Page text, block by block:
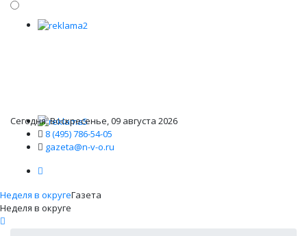
Сегодня: Воскресенье, 09 августа 2026
8 (495) 786-54-05
gazeta@n-v-o.ru
Неделя в округеГазета
Неделя в округе